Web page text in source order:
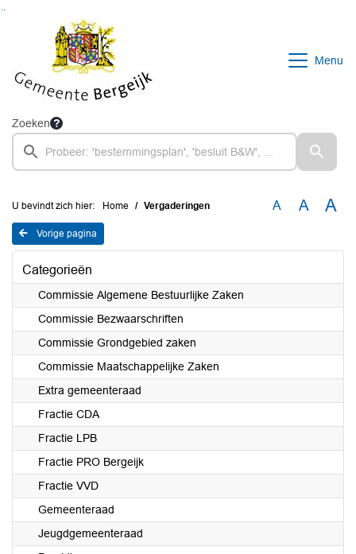
Ga naar de inhoud van deze pagina
Ga naar het zoeken
Menu
Zoeken
U bevindt zich hier: Home Vergaderingen A A A
Vorige pagina
Categorieën
Commissie Algemene Bestuurlijke Zaken
Commissie Bezwaarschriften
Commissie Grondgebied zaken
Commissie Maatschappelijke Zaken
Extra gemeenteraad
Fractie CDA
Fractie LPB
Fractie PRO Bergeijk
Fractie VVD
Gemeenteraad
Jeugdgemeenteraad